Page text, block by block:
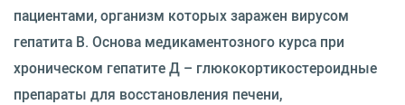
пациентами, организм которых заражен вирусом
гепатита В. Основа медикаментозного курса при
хроническом гепатите Д – глюкокортикостероидные
препараты для восстановления печени,